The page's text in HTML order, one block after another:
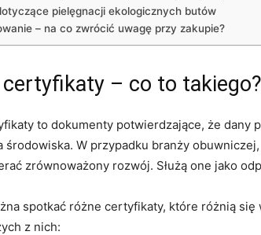
pielęgnacji ekologicznych butów
– na co zwrócić uwagę przy zakupie?
certyfikaty – co to takiego?
to dokumenty potwierdzające, że dany
środowiska. W przypadku branży
zrównoważony rozwój. Służą one jako
spotkać różne certyfikaty, które różnią
z nich: